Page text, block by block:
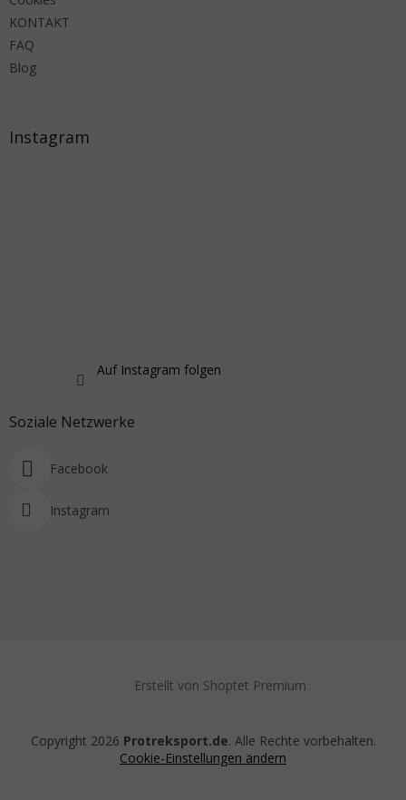
KONTAKT
FAQ
Blog
Instagram
Auf Instagram folgen
Soziale Netzwerke
Facebook
Instagram
Erstellt von Shoptet Premium
Copyright 2026 Protreksport.de. Alle Rechte vorbehalten.
Cookie-Einstellungen ändern